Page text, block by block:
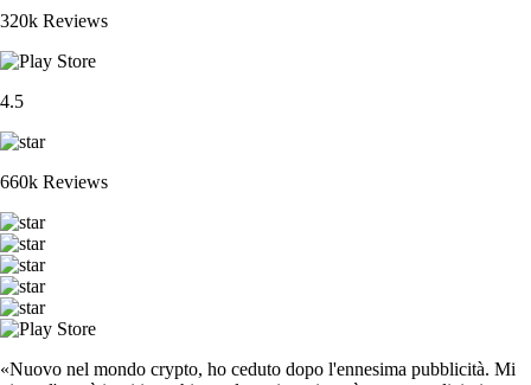
320k Reviews
4.5
660k Reviews
«Nuovo nel mondo crypto, ho ceduto dopo l'ennesima pubblicità. Mi